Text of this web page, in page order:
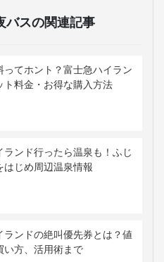
バスの関連記事
ってホント？富士急ハイラン
ト料金・お得な購入方法
ランド行ったら温泉も！ふじ
はじめ周辺温泉情報
ランドの絶叫優先券とは？値
い方、活用術まで